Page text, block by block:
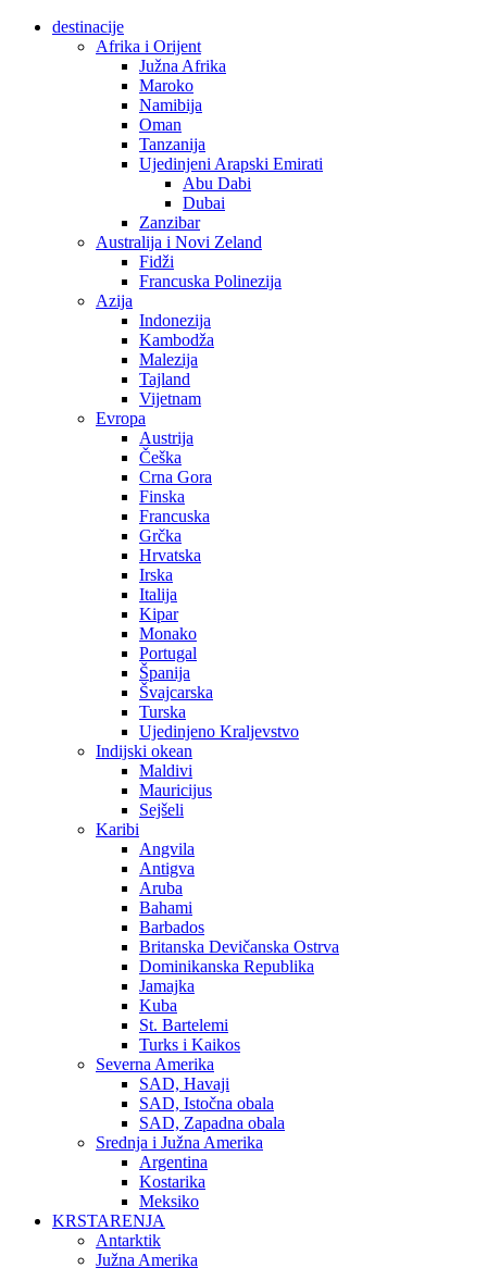
destinacije
Afrika i Orijent
Južna Afrika
Maroko
Namibija
Oman
Tanzanija
Ujedinjeni Arapski Emirati
Abu Dabi
Dubai
Zanzibar
Australija i Novi Zeland
Fidži
Francuska Polinezija
Azija
Indonezija
Kambodža
Malezija
Tajland
Vijetnam
Evropa
Austrija
Češka
Crna Gora
Finska
Francuska
Grčka
Hrvatska
Irska
Italija
Kipar
Monako
Portugal
Španija
Švajcarska
Turska
Ujedinjeno Kraljevstvo
Indijski okean
Maldivi
Mauricijus
Sejšeli
Karibi
Angvila
Antigva
Aruba
Bahami
Barbados
Britanska Devičanska Ostrva
Dominikanska Republika
Jamajka
Kuba
St. Bartelemi
Turks i Kaikos
Severna Amerika
SAD, Havaji
SAD, Istočna obala
SAD, Zapadna obala
Srednja i Južna Amerika
Argentina
Kostarika
Meksiko
KRSTARENJA
Antarktik
Južna Amerika